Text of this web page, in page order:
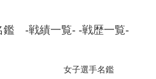
鑑 -戦績一覧- -戦歴一覧-
女子選手名鑑